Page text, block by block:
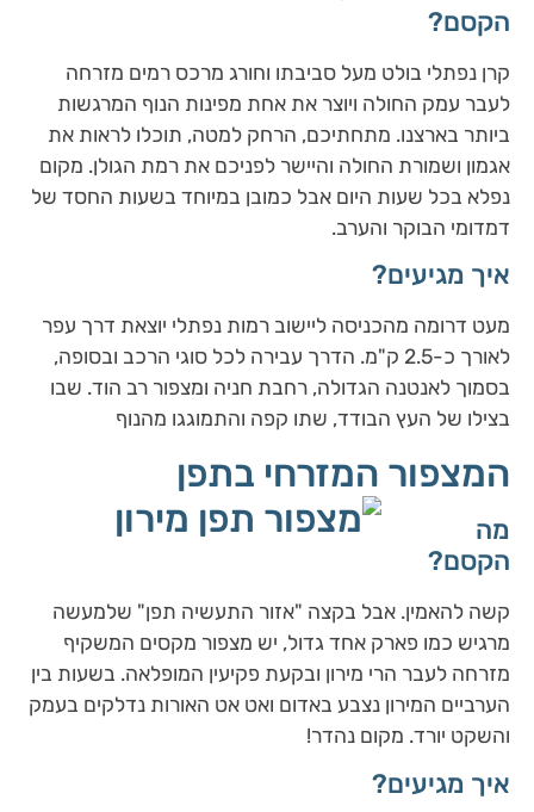
הקסם?
קרן נפתלי בולט מעל סביבתו וחורג מרכס רמים מזרחה
לעבר עמק החולה ויוצר את אחת מפינות הנוף המרגשות
ביותר בארצנו. מתחתיכם, הרחק למטה, תוכלו לראות את
אגמון ושמורת החולה והיישר לפניכם את רמת הגולן. מקום
נפלא בכל שעות היום אבל כמובן במיוחד בשעות החסד של
דמדומי הבוקר והערב.
איך מגיעים?
מעט דרומה מהכניסה ליישוב רמות נפתלי יוצאת דרך עפר
לאורך כ-2.5 ק"מ. הדרך עבירה לכל סוגי הרכב ובסופה,
בסמוך לאנטנה הגדולה, רחבת חניה ומצפור רב הוד. שבו
בצילו של העץ הבודד, שתו קפה והתמוגגו מהנוף
המצפור המזרחי בתפן
מה
הקסם?
קשה להאמין. אבל בקצה "אזור התעשיה תפן" שלמעשה
מרגיש כמו פארק אחד גדול, יש מצפור מקסים המשקיף
מזרחה לעבר הרי מירון ובקעת פקיעין המופלאה. בשעות בין
הערביים המירון נצבע באדום ואט אט האורות נדלקים בעמק
והשקט יורד. מקום נהדר!
איך מגיעים?